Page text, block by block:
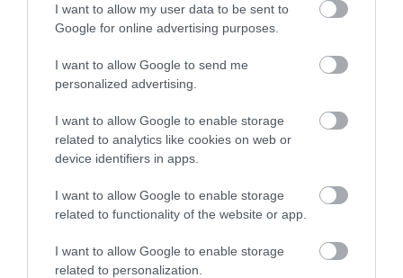
I want to allow my user data to be sent to
Google for online advertising purposes.
I want to allow Google to send me
personalized advertising.
I want to allow Google to enable storage
related to analytics like cookies on web or
device identifiers in apps.
I want to allow Google to enable storage
related to functionality of the website or app.
I want to allow Google to enable storage
related to personalization.
2026. augusztus 10|Mindenki ügye
FORRADALMI ÚJÍTÁSOK A JÖVŐ
ELEKTROMOS KERÉKPÁRJAIBAN
2026. augusztus 10
ELEKTROMOS ROLLERREL SZENVEDETT